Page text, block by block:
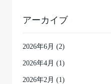
アーカイブ
2026年6月 (2)
2026年4月 (1)
2026年2月 (1)